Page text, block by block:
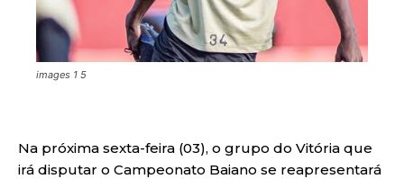
images 1 5
Na próxima sexta-feira (03), o grupo do Vitória que
irá disputar o Campeonato Baiano se reapresentará